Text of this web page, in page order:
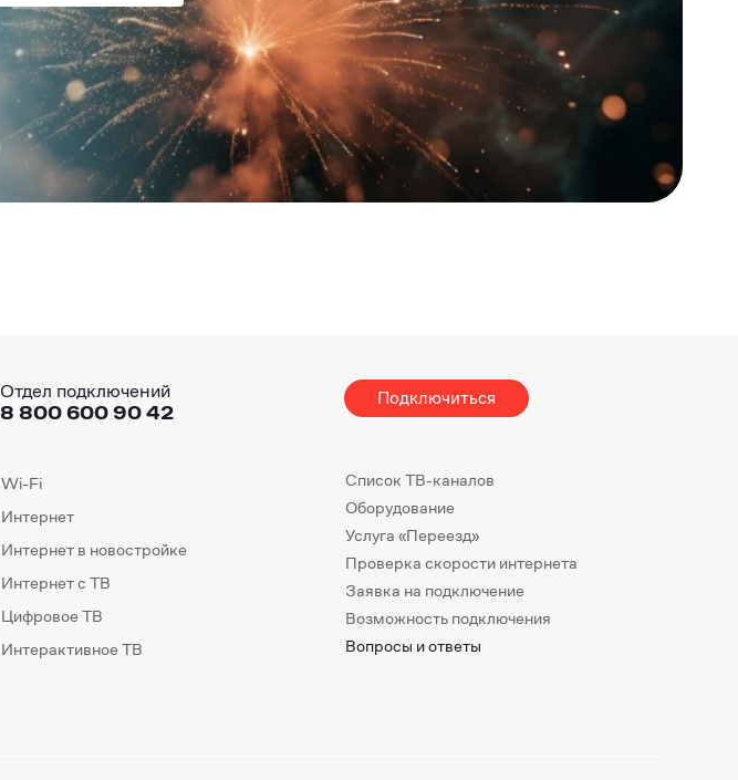
Отдел подключений
8 800 600 90 42
Подключиться
Wi-Fi
Интернет
Интернет в новостройке
Интернет с ТВ
Цифровое ТВ
Интерактивное ТВ
Список ТВ-каналов
Оборудование
Услуга «Переезд»
Проверка скорости интернета
Заявка на подключение
Возможность подключения
Вопросы и ответы